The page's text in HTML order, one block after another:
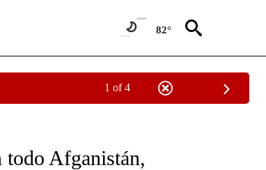
82°
1 of 4
NEW PAGES ON "NOTICIAS - CNN".
todo Afganistán,